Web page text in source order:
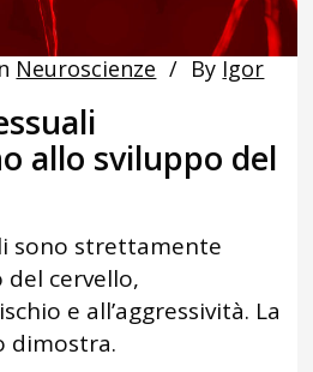
Neuroscienze By Igor
allo sviluppo del
sono strettamente
del cervello,
e all’aggressività. La
dimostra.